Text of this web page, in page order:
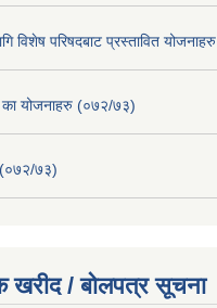
विशेष परिषदबाट प्रस्तावित योजनाहरु
का योजनाहरु (०७२/७३)
(०७२/७३)
खरीद / बोलपत्र सूचना